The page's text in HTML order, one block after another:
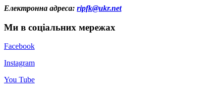
Електронна адреса: ripfk@ukr.net
Ми в соціальних мережах
Facebook
Instagram
You Tube